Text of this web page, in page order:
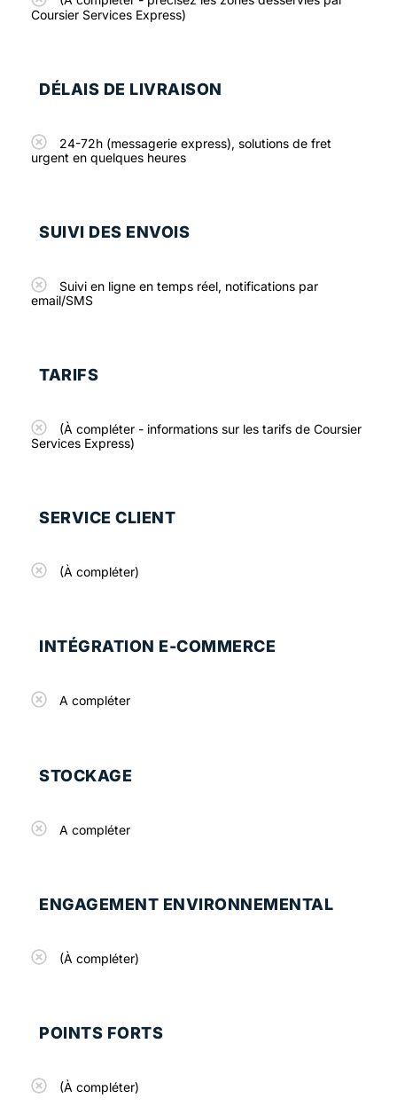
Coursier Services Express)
DÉLAIS DE LIVRAISON
24-72h (messagerie express), solutions de fret
urgent en quelques heures
SUIVI DES ENVOIS
Suivi en ligne en temps réel, notifications par
email/SMS
TARIFS
(À compléter - informations sur les tarifs de Coursier
Services Express)
SERVICE CLIENT
(À compléter)
INTÉGRATION E-COMMERCE
A compléter
STOCKAGE
A compléter
ENGAGEMENT ENVIRONNEMENTAL
(À compléter)
POINTS FORTS
(À compléter)